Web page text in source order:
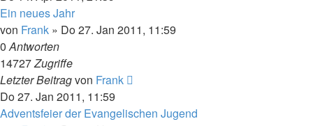
Ein neues Jahr
von Frank » Do 27. Jan 2011, 11:59
0Antworten
14727Zugriffe
Letzter Beitragvon Frank
Do 27. Jan 2011, 11:59
Adventsfeier der Evangelischen Jugend